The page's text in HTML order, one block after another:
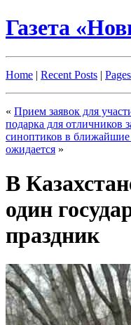
Газета
Home | Recent Posts | Pages
« Прием заявок для
подарка для отличников
синоптиков в ближайшие
ожидается »
В
один
праздник